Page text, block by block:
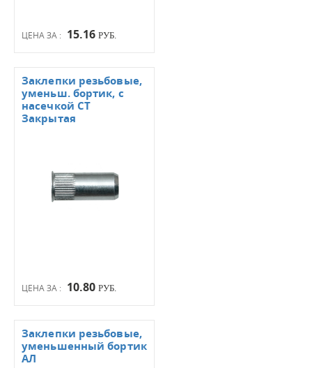
ЦЕНА ЗА : 15.16 РУБ.
ЦЕНА ЗА : 10.80 РУБ.
Заклепки резьбовые,
уменьш. бортик, с
насечкой СТ
Закрытая
Заклепки резьбовые,
уменьшенный бортик
АЛ